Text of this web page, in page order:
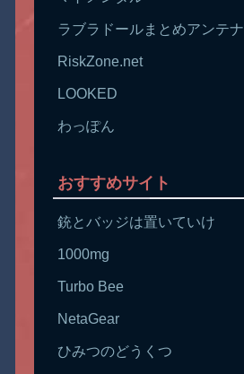
ラブラドールまとめアンテナ
RiskZone.net
LOOKED
わっぽん
おすすめサイト
銃とバッジは置いていけ
1000mg
Turbo Bee
NetaGear
ひみつのどうくつ